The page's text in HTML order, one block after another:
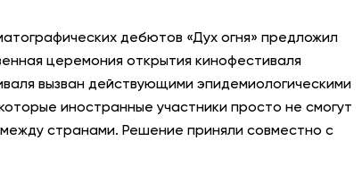
ЭТО У НАС СЕМЕЙНОЕ
АНТИТЕРРОР
НОВОСТИ
дебютов «Дух огня» предложил
церемония открытия кинофестиваля
вызван действующими эпидемиологическими
иностранные участники просто не смогут
странами. Решение приняли совместно с